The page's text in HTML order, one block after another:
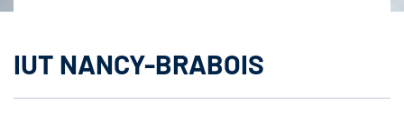
IUT NANCY-BRABOIS